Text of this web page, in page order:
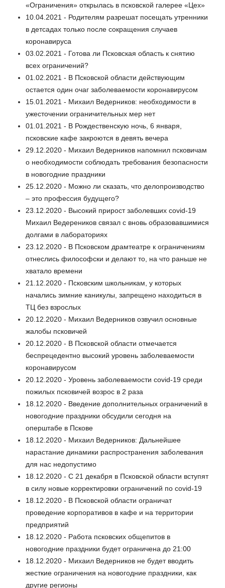
«Ограничения» открылась в псковской галерее «Цех»
10.04.2021 - Родителям разрешат посещать утренники
в детсадах только после сокращения случаев
коронавируса
03.02.2021 - Готова ли Псковская область к снятию
всех ограничений?
01.02.2021 - В Псковской области действующим
остается один очаг заболеваемости коронавирусом
15.01.2021 - Михаил Ведерников: необходимости в
ужесточении ограничительных мер нет
01.01.2021 - В Рождественскую ночь, 6 января,
псковские кафе закроются в девять вечера
29.12.2020 - Михаил Ведерников напомнил псковичам
о необходимости соблюдать требования безопасности
в новогодние праздники
25.12.2020 - Можно ли сказать, что делопроизводство
– это профессия будущего?
23.12.2020 - Высокий прирост заболевших covid-19
Михаил Ведереников связал с вновь образовавшимися
долгами в лабораториях
23.12.2020 - В Псковском драмтеатре к ограничениям
отнеслись философски и делают то, на что раньше не
хватало времени
21.12.2020 - Псковским школьникам, у которых
начались зимние каникулы, запрещено находиться в
ТЦ без взрослых
20.12.2020 - Михаил Ведерников озвучил основные
жалобы псковичей
20.12.2020 - В Псковской области отмечается
беспрецедентно высокий уровень заболеваемости
коронавирусом
20.12.2020 - Уровень заболеваемости covid-19 среди
пожилых псковичей возрос в 2 раза
18.12.2020 - Введение дополнительных ограничений в
новогодние праздники обсудили сегодня на
оперштабе в Пскове
18.12.2020 - Михаил Ведерников: Дальнейшее
нарастание динамики распространения заболевания
для нас недопустимо
18.12.2020 - С 21 декабря в Псковской области вступят
в силу новые корректировки ограничений по covid-19
18.12.2020 - В Псковской области ограничат
проведение корпоративов в кафе и на территории
предприятий
18.12.2020 - Работа псковских общепитов в
новогодние праздники будет ограничена до 21:00
18.12.2020 - Михаил Ведерников не будет вводить
жесткие ограничения на новогодние праздники, как
другие регионы